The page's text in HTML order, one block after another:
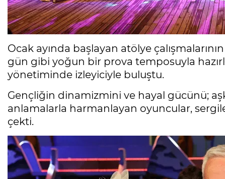
Ocak ayında başlayan atölye
gün gibi yoğun bir prova temposuyla
yönetiminde izleyiciyle buluştu.
Gençliğin dinamizmini ve hayal gücünü;
anlamalarla harmanlayan oyuncular,
çekti.